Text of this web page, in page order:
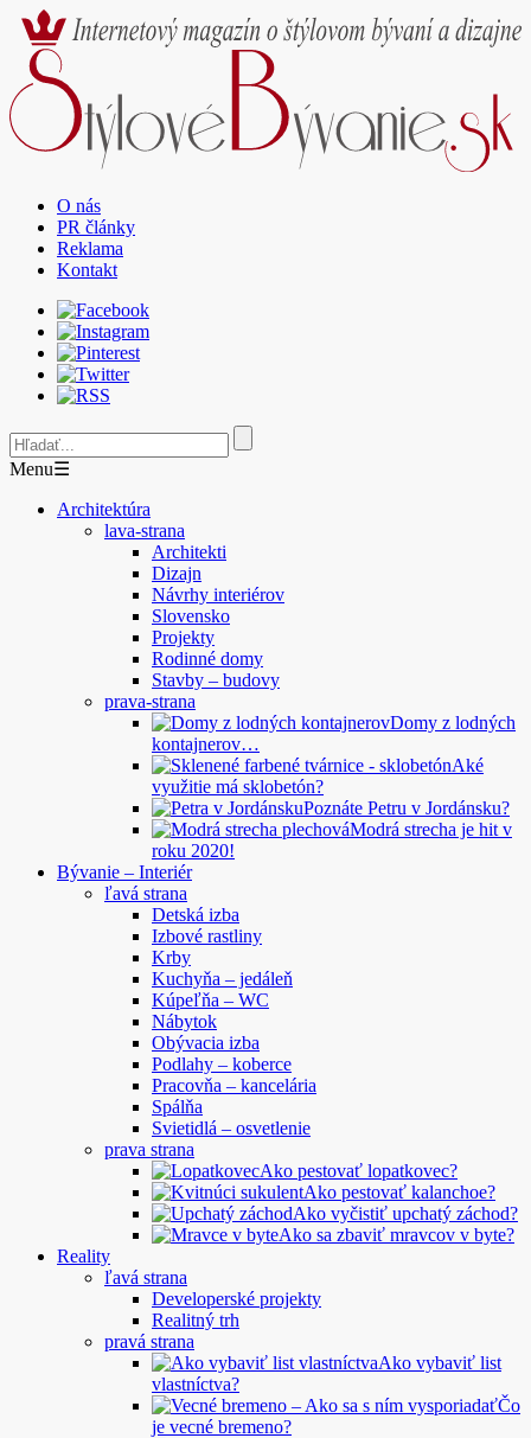
O nás
PR články
Reklama
Kontakt
Menu☰
Architektúra
lava-strana
Architekti
Dizajn
Návrhy interiérov
Slovensko
Projekty
Rodinné domy
Stavby – budovy
prava-strana
Domy z lodných
kontajnerov…
Aké
využitie má sklobetón?
Poznáte Petru v Jordánsku?
Modrá strecha je hit v
roku 2020!
Bývanie – Interiér
ľavá strana
Detská izba
Izbové rastliny
Krby
Kuchyňa – jedáleň
Kúpeľňa – WC
Nábytok
Obývacia izba
Podlahy – koberce
Pracovňa – kancelária
Spálňa
Svietidlá – osvetlenie
prava strana
Ako pestovať lopatkovec?
Ako pestovať kalanchoe?
Ako vyčistiť upchatý záchod?
Ako sa zbaviť mravcov v byte?
Reality
ľavá strana
Developerské projekty
Realitný trh
pravá strana
Ako vybaviť list
vlastníctva?
Čo
je vecné bremeno?